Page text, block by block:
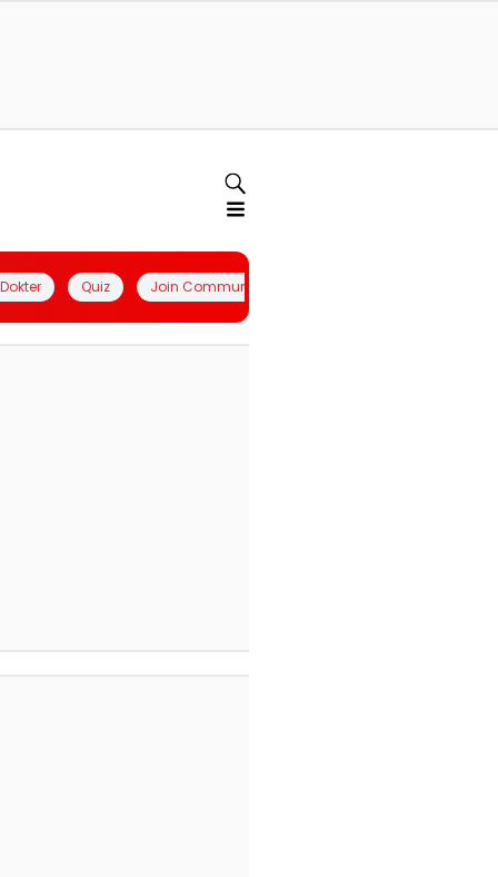
Quiz Join Community